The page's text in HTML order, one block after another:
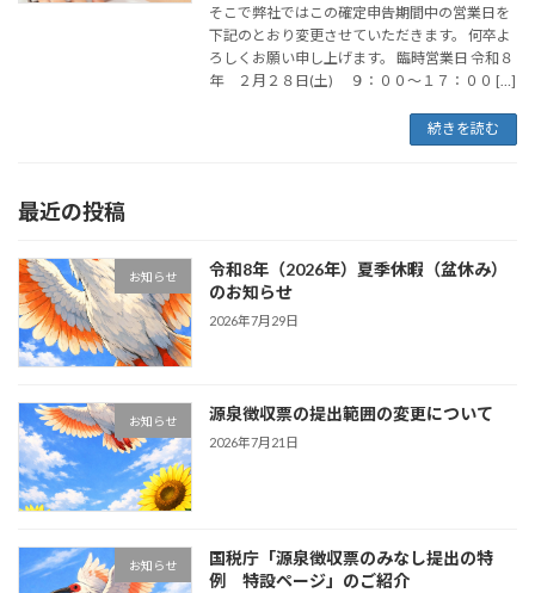
そこで弊社ではこの確定申告期間中の営業日を
下記のとおり変更させていただきます。 何卒よ
ろしくお願い申し上げます。 臨時営業日 令和８
年 ２月２８日(土) ９：００～１７：００ […]
続きを読む
最近の投稿
お知らせ
令和8年（2026年）夏季休暇（盆休み）
のお知らせ
2026年7月29日
お知らせ 源泉徴収票の提出範囲の変更について
2026年7月21日
お知らせ
国税庁「源泉徴収票のみなし提出の特
例 特設ページ」のご紹介